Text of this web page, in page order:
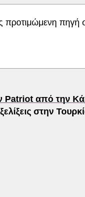
προτιμώμενη πηγή
από την
στην